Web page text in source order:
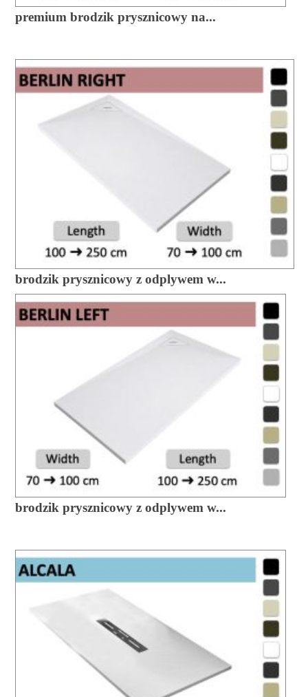
premium brodzik prysznicowy na...
brodzik prysznicowy z odplywem w...
brodzik prysznicowy z odplywem w...